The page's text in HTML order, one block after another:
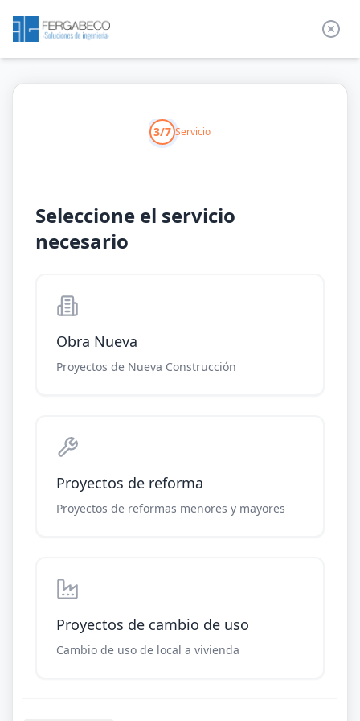
3/7 Servicio
Seleccione el servicio
necesario
Obra Nueva
Proyectos de Nueva Construcción
Proyectos de reforma
Proyectos de reformas menores y mayores
Proyectos de cambio de uso
Cambio de uso de local a vivienda